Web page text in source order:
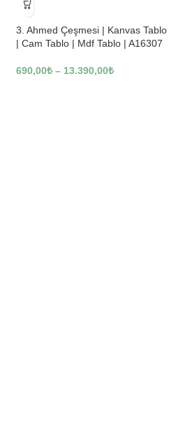
-23%
3. Ahmed Çeşmesi | Kanvas Tablo
| Cam Tablo | Mdf Tablo | A16307
690,00₺ – 13.390,00₺